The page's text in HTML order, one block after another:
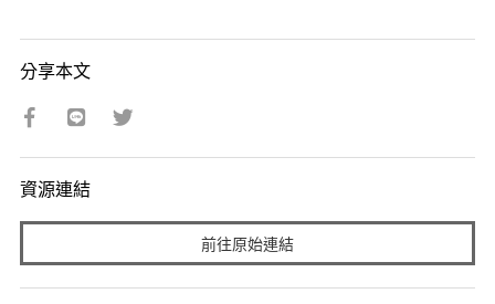
分享本文
資源連結
前往原始連結